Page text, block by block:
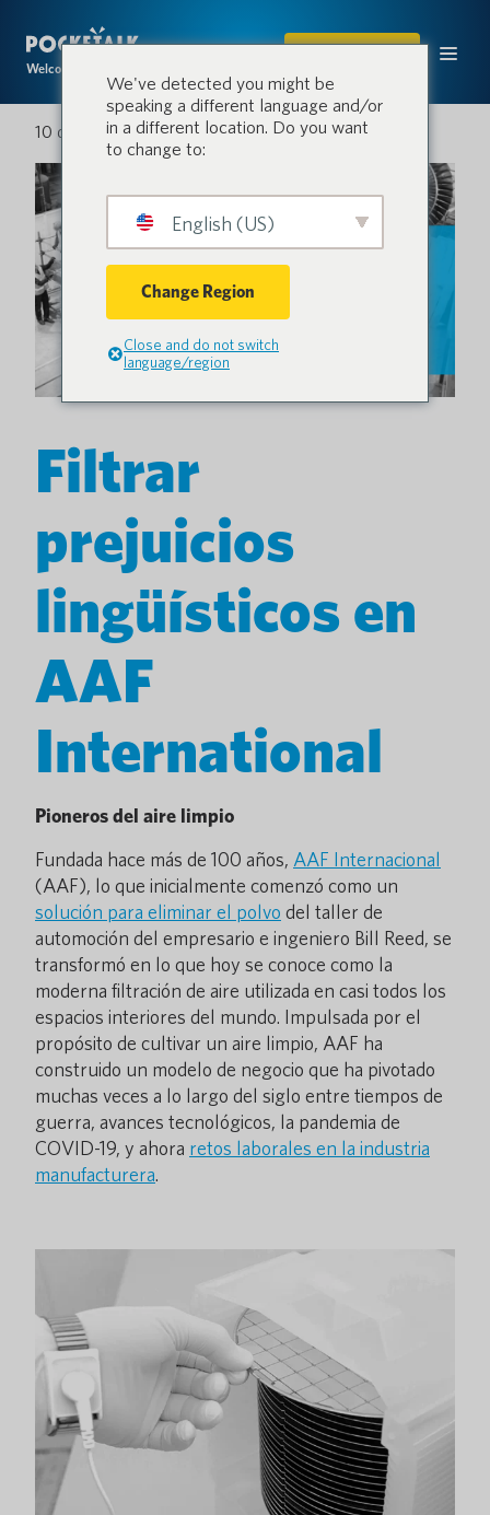
Welcome to the conversation.
COMPRAR
10 de junio de 2024
Filtrar
prejuicios
lingüísticos en
AAF
International
Pioneros del aire limpio
Fundada hace más de 100 años, AAF Internacional
(AAF), lo que inicialmente comenzó como un
solución para eliminar el polvo del taller de
automoción del empresario e ingeniero Bill Reed, se
transformó en lo que hoy se conoce como la
moderna filtración de aire utilizada en casi todos los
espacios interiores del mundo. Impulsada por el
propósito de cultivar un aire limpio, AAF ha
construido un modelo de negocio que ha pivotado
muchas veces a lo largo del siglo entre tiempos de
guerra, avances tecnológicos, la pandemia de
COVID-19, y ahora retos laborales en la industria
manufacturera.
We've detected you might be
speaking a different language and/or
in a different location. Do you want
to change to:
English (US)
Change Region
Close and do not switch
language/region